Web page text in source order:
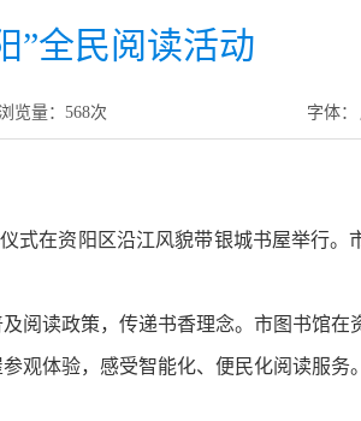
”全民阅读活动
览量：568次 字体：
在资阳区沿江风貌带银城书屋举行。
读政策，传递书香理念。市图书馆在
观体验，感受智能化、便民化阅读服务